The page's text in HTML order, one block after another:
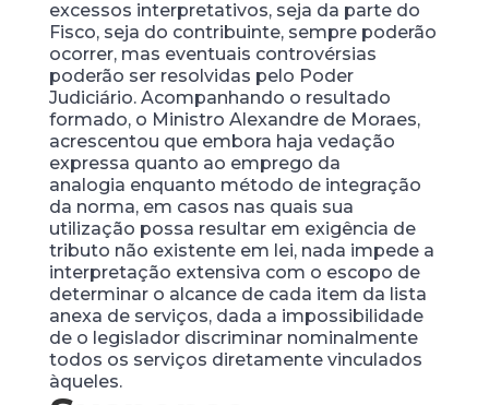
excessos interpretativos, seja da parte do
Fisco, seja do contribuinte, sempre poderão
ocorrer, mas eventuais controvérsias
poderão ser resolvidas pelo Poder
Judiciário. Acompanhando o resultado
formado, o Ministro Alexandre de Moraes,
acrescentou que embora haja vedação
expressa quanto ao emprego da
analogia enquanto método de integração
da norma, em casos nas quais sua
utilização possa resultar em exigência de
tributo não existente em lei, nada impede a
interpretação extensiva com o escopo de
determinar o alcance de cada item da lista
anexa de serviços, dada a impossibilidade
de o legislador discriminar nominalmente
todos os serviços diretamente vinculados
àqueles.